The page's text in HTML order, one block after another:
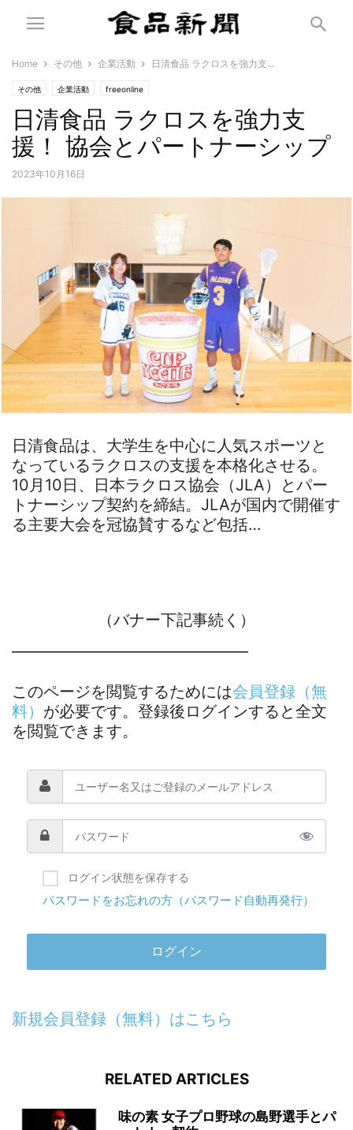
Home その他 企業活動 日清食品 ラクロスを強力支...
その他 企業活動 freeonline
日清食品 ラクロスを強力支
援！ 協会とパートナーシップ
2023年10月16日
日清食品は、大学生を中心に人気スポーツと
なっているラクロスの支援を本格化させる。
10月10日、日本ラクロス協会（JLA）とパー
トナーシップ契約を締結。JLAが国内で開催す
る主要大会を冠協賛するなど包括…
（バナー下記事続く）
―――――――――――――――
このページを閲覧するためには会員登録（無
料） が必要です。登録後ログインすると全文
を閲覧できます。
ログイン状態を保存する
パスワードをお忘れの方（パスワード自動再発行）
新規会員登録（無料）はこちら
RELATED ARTICLES
味の素 女子プロ野球の島野選手とパ